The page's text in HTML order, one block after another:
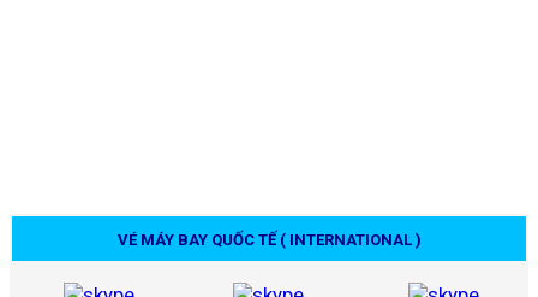
VÉ MÁY BAY QUỐC TẾ ( INTERNATIONAL )